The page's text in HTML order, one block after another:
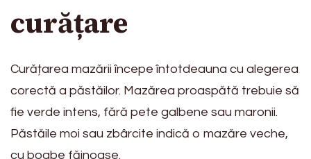
curățare
Curățarea mazării începe întotdeauna cu alegerea
corectă a păstăilor. Mazărea proaspătă trebuie să
fie verde intens, fără pete galbene sau maronii.
Păstăile moi sau zbârcite indică o mazăre veche,
cu boabe făinoase.